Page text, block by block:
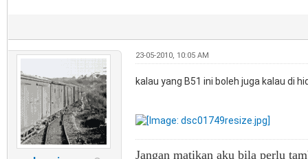
23-05-2010, 10:05 AM
kalau yang B51 ini boleh juga kalau di
Jangan matikan aku bila perlu